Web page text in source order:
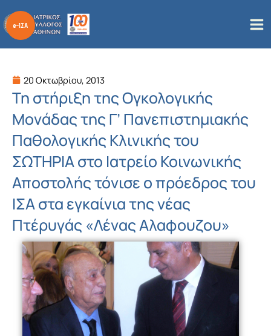
στο
περιεχόμενο
20 Οκτωβρίου, 2013
Τη στήριξη της Ογκολογικής
Μονάδας της Γ’ Πανεπιστημιακής
Παθολογικής Κλινικής του
ΣΩΤΗΡΙΑ στο Ιατρείο Κοινωνικής
Αποστολής τόνισε ο πρόεδρος του
ΙΣΑ στα εγκαίνια της νέας
Πτέρυγάς «Λένας Αλαφουζου»